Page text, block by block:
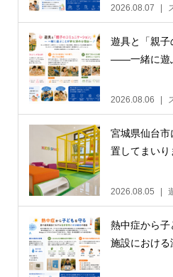
2026.08.07
遊具と「親子
——一緒に遊
2026.08.06
宮城県仙台市
置してまいり
2026.08.05
熱中症から
施設における